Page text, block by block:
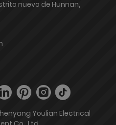
nuevo de Hunnan,
Youlian Electrical